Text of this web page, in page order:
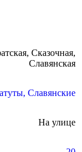
, Сказочная,
Славянская
, Славянские
На улице